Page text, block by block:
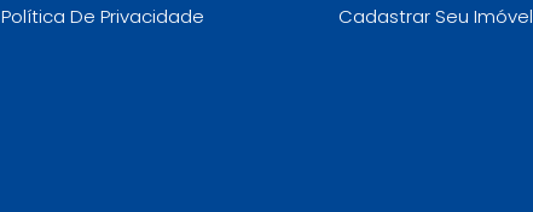
Política De Privacidade
Cadastrar Seu Imóvel